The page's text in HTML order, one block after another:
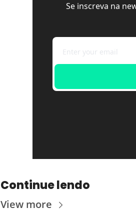
Se inscreva na
Continue lendo
View more